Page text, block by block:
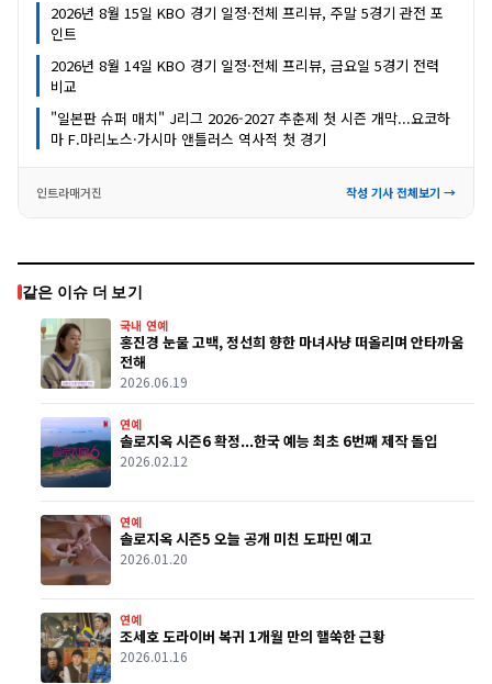
2026년 8월 15일 KBO 경기 일정·전체 프리뷰, 주말 5경기 관전 포
인트
2026년 8월 14일 KBO 경기 일정·전체 프리뷰, 금요일 5경기 전력
비교
"일본판 슈퍼 매치" J리그 2026-2027 추춘제 첫 시즌 개막...요코하
마 F.마리노스·가시마 앤틀러스 역사적 첫 경기
인트라매거진 작성 기사 전체보기 →
같은 이슈 더 보기
국내 연예
홍진경 눈물 고백, 정선희 향한 마녀사냥 떠올리며 안타까움
전해
2026.06.19
연예
솔로지옥 시즌6 확정...한국 예능 최초 6번째 제작 돌입
2026.02.12
연예
솔로지옥 시즌5 오늘 공개 미친 도파민 예고
2026.01.20
연예
조세호 도라이버 복귀 1개월 만의 핼쑥한 근황
2026.01.16